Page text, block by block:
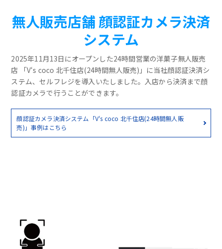
無人販売店舗 顔認証カメラ決済
システム
2025年11月13日にオープンした24時間営業の洋菓子無人販売
店 「V‘s coco 北千住店(24時間無人販売)」に当社顔認証決済シ
ステム、セルフレジを導入いたしました。入店から決済まで顔
認証カメラで行うことができます。
顔認証カメラ決済システム「V‘s coco 北千住店(24時間無人販
売)」事例はこちら